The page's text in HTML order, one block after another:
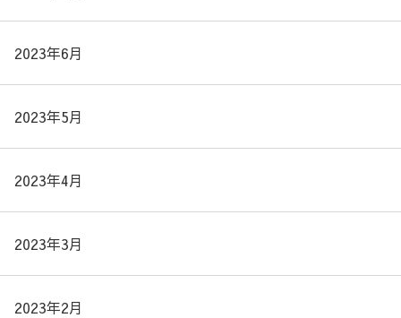
2023年6月
2023年5月
2023年4月
2023年3月
2023年2月